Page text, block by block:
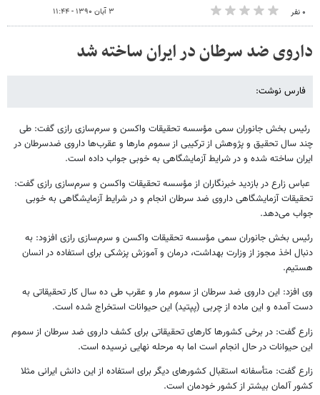
۰ نفر ۳ آبان ۱۳۹۰ - ۱۱:۴۴
داروی ضد سرطان در ایران ساخته شد
فارس نوشت:
رئیس بخش جانوران سمی مؤسسه تحقیقات واکسن و سرم‌سازی رازی گفت: طی
چند سال تحقیق و پژوهش از ترکیبی از سموم مارها و عقرب‌ها داروی ضدسرطان در
ایران ساخته شده و در شرایط آزمایشگاهی به خوبی جواب داده است.
عباس زارع در بازدید خبرنگاران از مؤسسه تحقیقات واکسن و سرم‌سازی رازی گفت:
تحقیقات آزمایشگاهی داروی ضد سرطان انجام و در شرایط آزمایشگاهی به خوبی
جواب می‌دهد.
رئیس بخش جانوران سمی مؤسسه تحقیقات واکسن و سرم‌سازی رازی افزود: به
دنبال اخذ مجوز از وزارت بهداشت، درمان و آموزش پزشکی برای استفاده در انسان
هستیم.
وی افزد: این داروی ضد سرطان از سموم مار و عقرب طی ده سال کار تحقیقاتی به
دست آمده و این ماده از چربی (پپتید) این حیوانات استخراج شده است.
زارع گفت: در برخی کشورها کارهای تحقیقاتی برای کشف داروی ضد سرطان از سموم
این حیوانات در حال انجام است اما به مرحله نهایی نرسیده است.
زارع گفت: متأسفانه استقبال کشورهای دیگر برای استفاده از این دانش ایرانی مثلا
کشور آلمان بیشتر از کشور خودمان است.